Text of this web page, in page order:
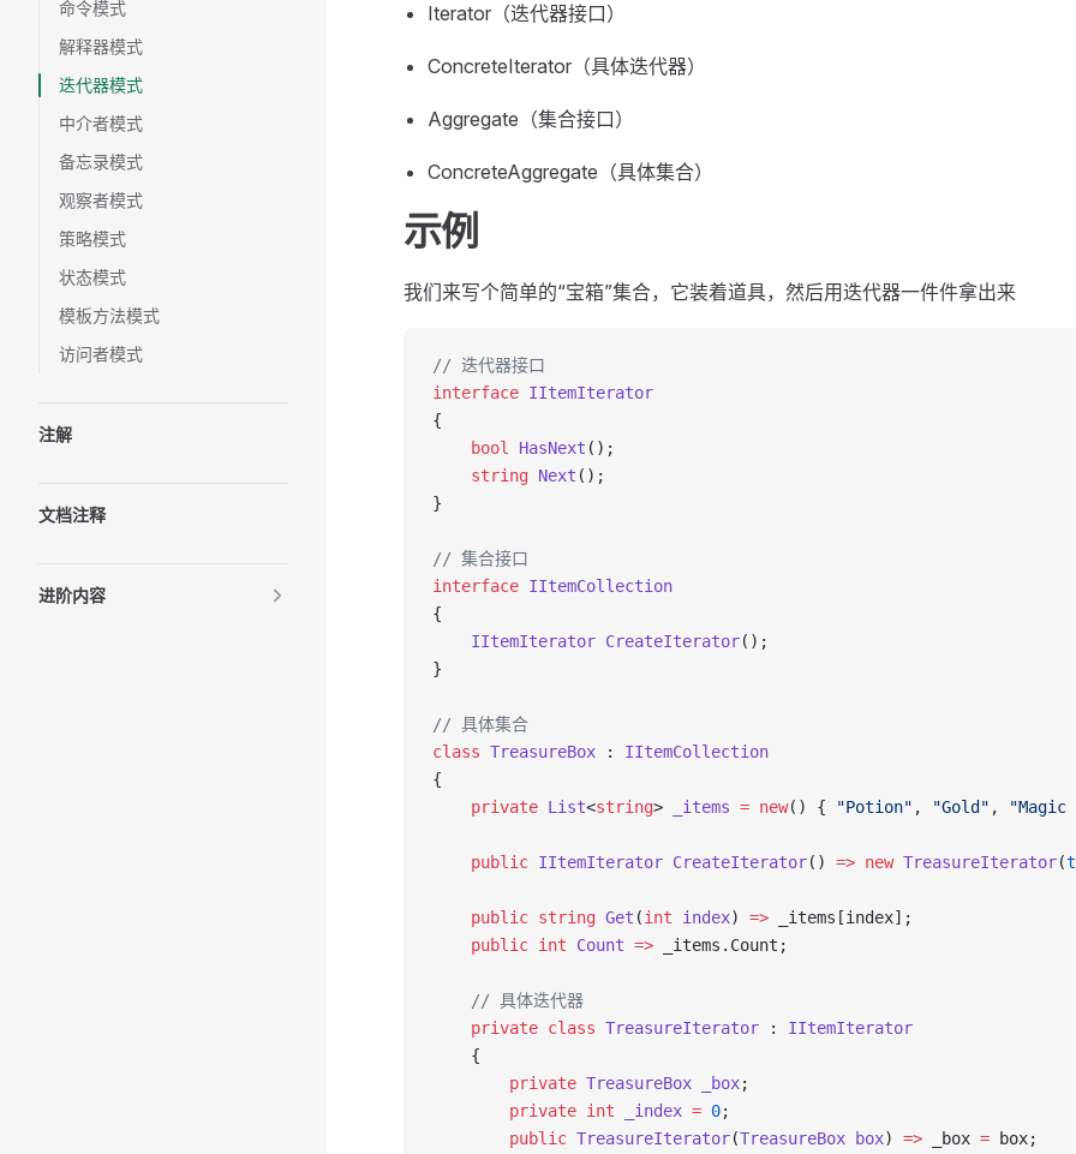
命令模式
解释器模式
迭代器模式
中介者模式
备忘录模式
观察者模式
策略模式
状态模式
模板方法模式
访问者模式
注解
文档注释
进阶内容
Iterator（迭代器接口）
ConcreteIterator（具体迭代器）
Aggregate（集合接口）
ConcreteAggregate（具体集合）
示例
我们来写个简单的“宝箱”集合，它装着道具，然后用迭代器一件件拿出来
// 迭代器接口
interface IItemIterator
{
    bool
HasNext ();
    string
Next ();
}
// 集合接口
interface IItemCollection
{
    IItemIterator
CreateIterator();
}
// 具体集合
class TreasureBox : IItemCollection
{
    private
List<string> _items = new() { "Potion" , "Gold" , "Magic
    public
IItemIterator CreateIterator() => new TreasureIterator(
    public
string Get (int index) => _items[index];
    public
int Count => _items.Count;
    // 具体迭代器
    private
class TreasureIterator : IItemIterator
    {
        private
TreasureBox _box;
        private
int _index = 0;
        public
TreasureIterator(TreasureBox box) => _box = box;